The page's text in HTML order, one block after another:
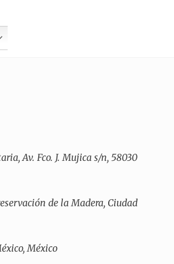
Av. Fco. J. Mujica s/n, 58030
de la Madera, Ciudad
México